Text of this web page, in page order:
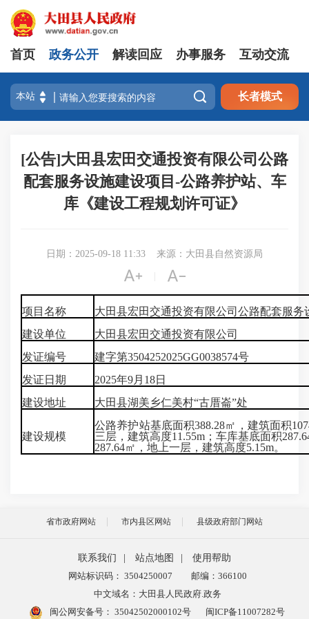
首页 政务公开 解读回应 办事服务 互动交流
 长者模式
[公告]大田县宏田交通投资有限公司公路
配套服务设施建设项目-公路养护站、车
库《建设工程规划许可证》
日期：2025-09-18 11:33 来源：大田县自然资源局
 
项目名称
大田县宏田交通投资有限公司公路配套服
建设单位
大田县宏田交通投资有限公司
发证编号
建字第3504252025GG0038574号
发证日期
2025年9月18日
建设地址
大田县湖美乡仁美村“古厝崙”处
建设规模
公路养护站基底面积388.28㎡，建筑面积
三层，建筑高度11.55m；车库基底面积
287.64㎡，地上一层，建筑高度5.15m。
省市政府网站 市内县区网站 县级政府部门网站
联系我们 站点地图
使用帮助
网站标识码： 3504250007
邮编：366100
中文域名：大田县人民政府.政务
闽公网安备号： 35042502000102号 闽ICP备11007282号